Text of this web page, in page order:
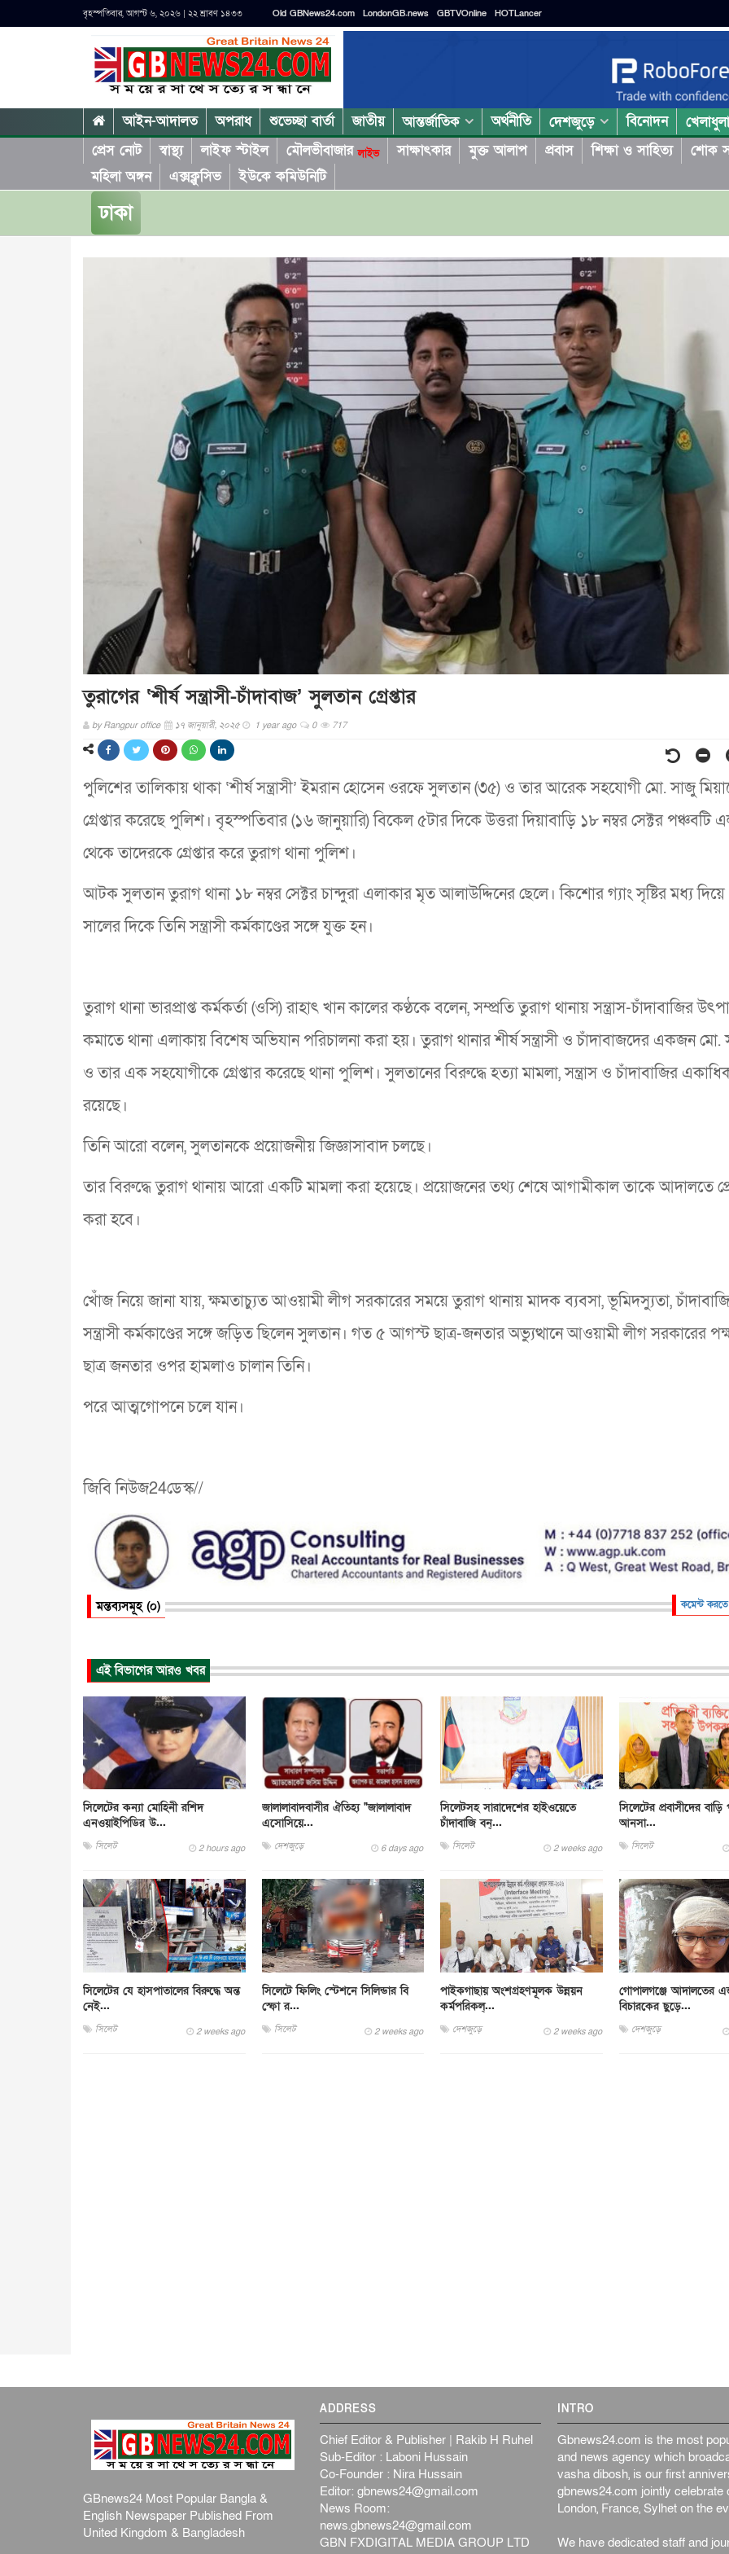
বৃহস্পতিবার, আগস্ট ৬, ২০২৬ | ২২ শ্রাবণ ১৪৩৩ Old GBNews24.com LondonGB.news GBTVOnline HOTLancer
আইন-আদালত অপরাধ শুভেচ্ছা বার্তা জাতীয় আন্তর্জাতিক অর্থনীতি দেশজুড়ে বিনোদন
প্রেস নোট
স্বাস্থ্য লাইফ স্টাইল মৌলভীবাজারলাইভ সাক্ষাৎকার মুক্ত আলাপ প্রবাস শিক্ষা ও সাহিত্য শোক
মহিলা অঙ্গন
এক্সক্লুসিভ ইউকে কমিউনিটি
ঢাকা
তুরাগের ‘শীর্ষ সন্ত্রাসী-চাঁদাবাজ’ সুলতান গ্রেপ্তার
byRangpur office ১৭ জানুয়ারী, ২০২৫ 1 year ago 0 717
পুলিশের তালিকায় থাকা ‘শীর্ষ সন্ত্রাসী’ ইমরান হোসেন ওরফে সুলতান (৩৫) ও তার আরেক সহযোগী মো. সাজু
গ্রেপ্তার করেছে পুলিশ। বৃহস্পতিবার (১৬ জানুয়ারি) বিকেল ৫টার দিকে উত্তরা দিয়াবাড়ি ১৮ নম্বর সেক্টর পঞ্চবটি
থেকে তাদেরকে গ্রেপ্তার করে তুরাগ থানা পুলিশ।
আটক সুলতান তুরাগ থানা ১৮ নম্বর সেক্টর চান্দুরা এলাকার মৃত আলাউদ্দিনের ছেলে। কিশোর গ্যাং সৃষ্টির মধ্য
সালের দিকে তিনি সন্ত্রাসী কর্মকাণ্ডের সঙ্গে যুক্ত হন।
তুরাগ থানা ভারপ্রাপ্ত কর্মকর্তা (ওসি) রাহাৎ খান কালের কণ্ঠকে বলেন, সম্প্রতি তুরাগ থানায় সন্ত্রাস-চাঁদাবাজির
কমাতে থানা এলাকায় বিশেষ অভিযান পরিচালনা করা হয়। তুরাগ থানার শীর্ষ সন্ত্রাসী ও চাঁদাবাজদের একজন
ও তার এক সহযোগীকে গ্রেপ্তার করেছে থানা পুলিশ। সুলতানের বিরুদ্ধে হত্যা মামলা, সন্ত্রাস ও চাঁদাবাজির
রয়েছে।
তিনি আরো বলেন, সুলতানকে প্রয়োজনীয় জিজ্ঞাসাবাদ চলছে।
তার বিরুদ্ধে তুরাগ থানায় আরো একটি মামলা করা হয়েছে। প্রয়োজনের তথ্য শেষে আগামীকাল তাকে আদালতে
করা হবে।
খোঁজ নিয়ে জানা যায়, ক্ষমতাচ্যুত আওয়ামী লীগ সরকারের সময়ে তুরাগ থানায় মাদক ব্যবসা, ভূমিদস্যুতা,
সন্ত্রাসী কর্মকাণ্ডের সঙ্গে জড়িত ছিলেন সুলতান। গত ৫ আগস্ট ছাত্র-জনতার অভ্যুত্থানে আওয়ামী লীগ সরকারের
ছাত্র জনতার ওপর হামলাও চালান তিনি।
পরে আত্মগোপনে চলে যান।
জিবি নিউজ24ডেস্ক//
মন্তব্যসমূহ (০) কমেন্ট
এই বিভাগের আরও খবর
সিলেটের কন্যা মোহিনী রশিদ
এনওয়াইপিডির উ...
সিলেট 2 hours ago
জালালাবাদবাসীর ঐতিহ্য "জালালাবাদ
এসোসিয়ে...
দেশজুড়ে 6 days ago
সিলেটসহ সারাদেশের হাইওয়েতে
চাঁদাবাজি বন্...
সিলেট 2 weeks ago
সিলেটের প্রবাসীদের বাড়ি
আনসা...
সিলেট
সিলেটের যে হাসপাতালের বিরুদ্ধে অন্ত
নেই...
সিলেট 2 weeks ago
সিলেটে ফিলিং স্টেশনে সিলিন্ডার বি
স্ফো র...
সিলেট 2 weeks ago
পাইকগাছায় অংশগ্রহণমূলক উন্নয়ন
কর্মপরিকল্...
দেশজুড়ে 2 weeks ago
গোপালগঞ্জে আদালতের
বিচারকের ছুড়ে...
দেশজুড়ে
GBnews24 Most Popular Bangla &
English Newspaper Published From
United Kingdom & Bangladesh
ADDRESS
Chief Editor & Publisher | Rakib H Ruhel
Sub-Editor : Laboni Hussain
Co-Founder : Nira Hussain
Editor:gbnews24@gmail.com
News Room:
news.gbnews24@gmail.com
GBN FXDIGITAL MEDIA GROUP LTD
INTRO
Gbnews24.com is the most
and news agency which
vasha dibosh, is our first
gbnews24.com jointly
London, France, Sylhet on the
We have dedicated staff and